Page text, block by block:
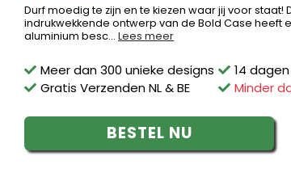
Durf moedig te zijn en te kiezen waar jij voor staat!
indrukwekkende ontwerp van de Bold Case heeft
aluminium besc...Lees meer
Meer dan 300 unieke designs
Gratis Verzenden NL & BE
14
Minder
BESTEL NU